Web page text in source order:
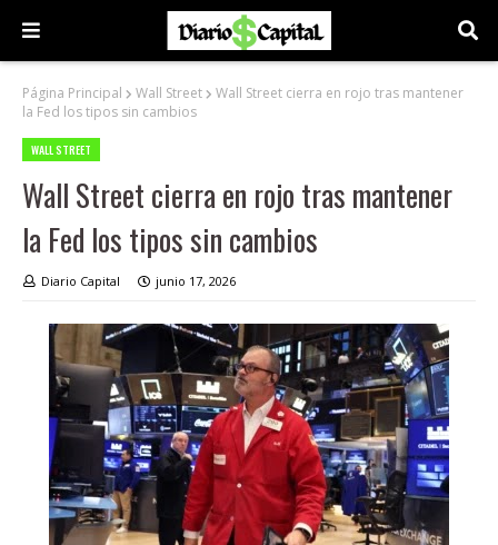
Página Principal Wall Street
Wall Street cierra en rojo tras mantener
la Fed los tipos sin cambios
WALL STREET
Wall Street cierra en rojo tras mantener
la Fed los tipos sin cambios
Diario Capital junio 17, 2026